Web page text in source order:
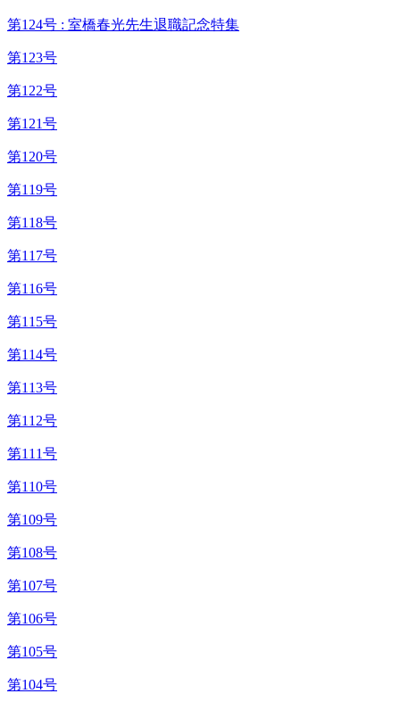
第124号 : 室橋春光先生退職記念特集
第123号
第122号
第121号
第120号
第119号
第118号
第117号
第116号
第115号
第114号
第113号
第112号
第111号
第110号
第109号
第108号
第107号
第106号
第105号
第104号